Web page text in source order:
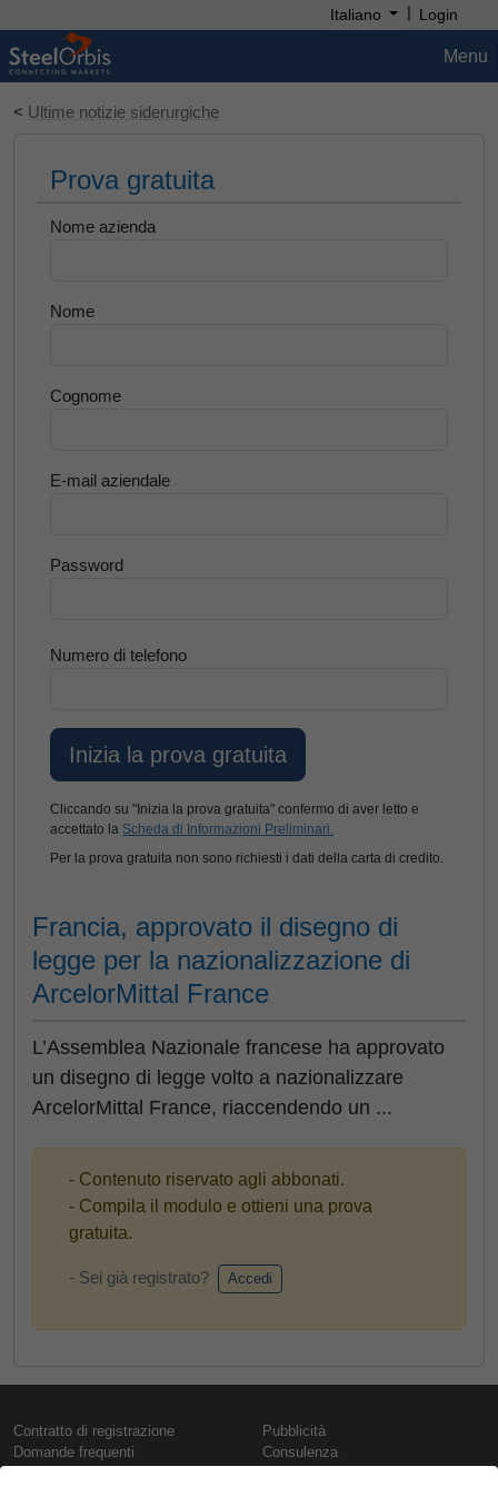
Italiano | Login
Menu
< Ultime notizie siderurgiche
Prova gratuita
Nome azienda
Nome
Cognome
E-mail aziendale
Password
Numero di telefono
Cliccando su "Inizia la prova gratuita" confermo di aver letto e
accettato la Scheda di Informazioni Preliminari.
Per la prova gratuita non sono richiesti i dati della carta di credito.
Francia, approvato il disegno di
legge per la nazionalizzazione di
ArcelorMittal France
L’Assemblea Nazionale francese ha approvato
un disegno di legge volto a nazionalizzare
ArcelorMittal France, riaccendendo un ...
- Contenuto riservato agli abbonati.
- Compila il modulo e ottieni una prova
gratuita.
- Sei già registrato? Accedi
Contratto di registrazione
Domande frequenti
Pubblicità
Consulenza